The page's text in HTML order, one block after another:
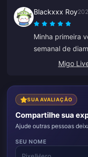
Blackxxx Roy
Minha primeira
semanal de
minutos. Muito
Migo
SUA AVALIAÇÃO
Compartilhe sua
Ajude outras pessoas
SEU NOME